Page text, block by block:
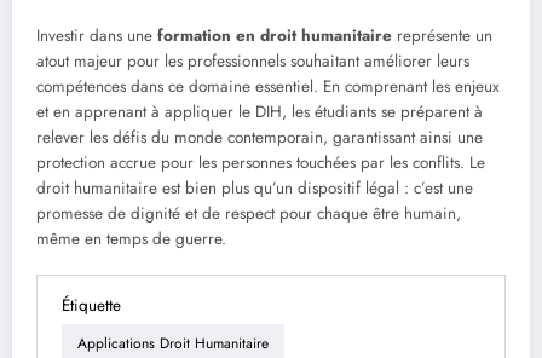
Investir dans une formation en droit humanitaire représente un
atout majeur pour les professionnels souhaitant améliorer leurs
compétences dans ce domaine essentiel. En comprenant les enjeux
et en apprenant à appliquer le DIH, les étudiants se préparent à
relever les défis du monde contemporain, garantissant ainsi une
protection accrue pour les personnes touchées par les conflits. Le
droit humanitaire est bien plus qu’un dispositif légal : c’est une
promesse de dignité et de respect pour chaque être humain,
même en temps de guerre.
Étiquette
Applications Droit Humanitaire